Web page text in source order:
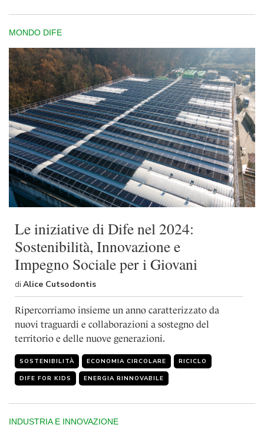
MONDO DIFE
Le iniziative di Dife nel 2024:
Sostenibilità, Innovazione e
Impegno Sociale per i Giovani
di Alice Cutsodontis
Ripercorriamo insieme un anno caratterizzato da
nuovi traguardi e collaborazioni a sostegno del
territorio e delle nuove generazioni.
SOSTENIBILITÀ ECONOMIA CIRCOLARE RICICLO
DIFE FOR KIDS ENERGIA RINNOVABILE
INDUSTRIA E INNOVAZIONE